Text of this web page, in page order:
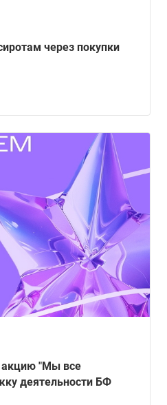
через покупки
акцию "Мы все
деятельности БФ